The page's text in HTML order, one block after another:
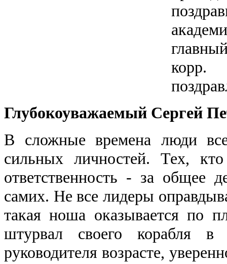
Глубокоуважаемый Сергей
В сложные времена люди
сильных личностей. Тех,
ответственность - за общее
самих. Не все лидеры
такая ноша оказывается по
штурвал своего корабля
руководителя возрасте,